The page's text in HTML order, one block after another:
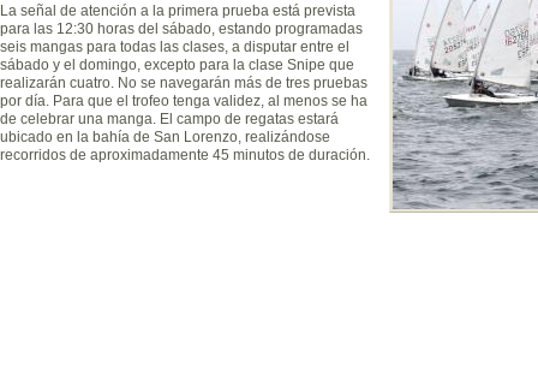
La señal de atención a la primera prueba está prevista
para las 12:30 horas del sábado, estando programadas
seis mangas para todas las clases, a disputar entre el
sábado y el domingo, excepto para la clase Snipe que
realizarán cuatro. No se navegarán más de tres pruebas
por día. Para que el trofeo tenga validez, al menos se ha
de celebrar una manga. El campo de regatas estará
ubicado en la bahía de San Lorenzo, realizándose
recorridos de aproximadamente 45 minutos de duración.